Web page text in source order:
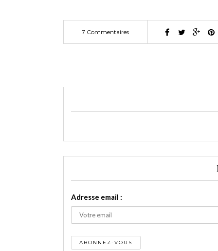
7 Commentaires
Adresse email :